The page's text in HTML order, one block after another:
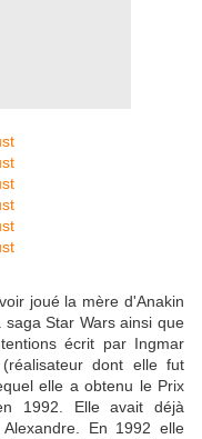
joué la mère d'Anakin
Star Wars ainsi que
écrit par Ingmar
dont elle fut
elle a obtenu le Prix
1992. Elle avait déjà
En 1992 elle